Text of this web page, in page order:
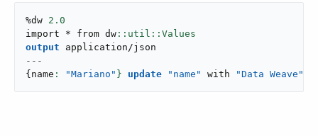
%dw 2.0
import * from dw
output
application/json
---
{ name : "Mariano" } update "name" with "Data Weave"